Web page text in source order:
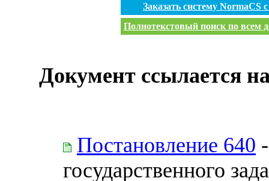
Заказать систему
Полнотекстовый поиск по всем
Документ ссылается
Постановление 640
государственного